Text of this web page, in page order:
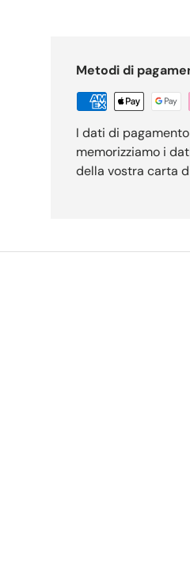
Metodi di
I dati di
memorizziamo i
della vostra carta